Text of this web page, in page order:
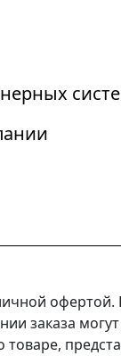
офертой.
заказа